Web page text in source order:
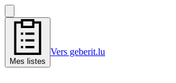
Mes listes
Vers geberit.lu